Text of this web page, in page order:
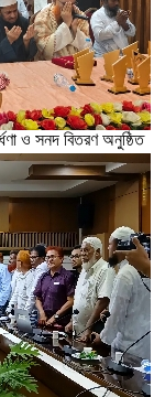
ও সনদ বিতরণ অনুষ্ঠিত